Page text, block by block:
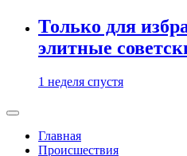
Только для
элитные
1 неделя спустя
Главная
Происшествия